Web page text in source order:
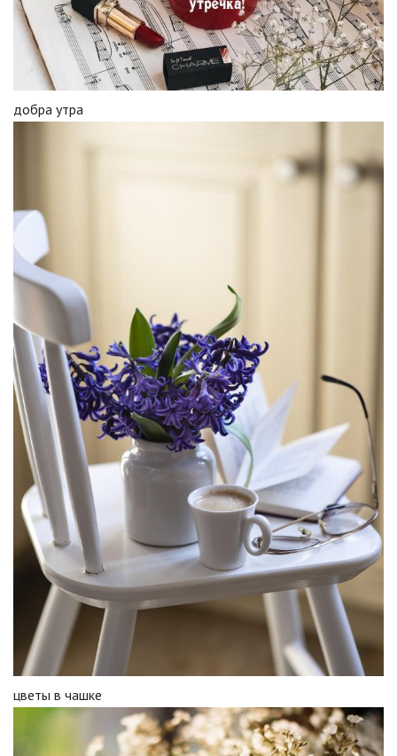
добра утра
цветы в чашке